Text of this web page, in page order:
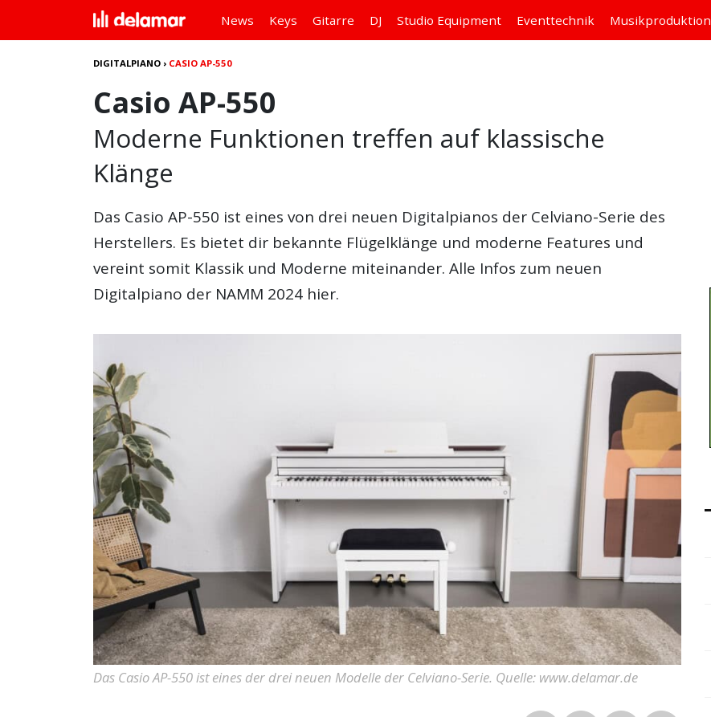
News Keys Gitarre DJ Studio Equipment Eventtechnik Musikproduktion
DIGITALPIANO › CASIO AP-550
Casio AP-550
Moderne Funktionen treffen auf klassische
Klänge
Das Casio AP-550 ist eines von drei neuen Digitalpianos der Celviano-Serie des
Herstellers. Es bietet dir bekannte Flügelklänge und moderne Features und
vereint somit Klassik und Moderne miteinander. Alle Infos zum neuen
Digitalpiano der NAMM 2024 hier.
Das Casio AP-550 ist eines der drei neuen Modelle der Celviano-Serie. Quelle: www.delamar.de